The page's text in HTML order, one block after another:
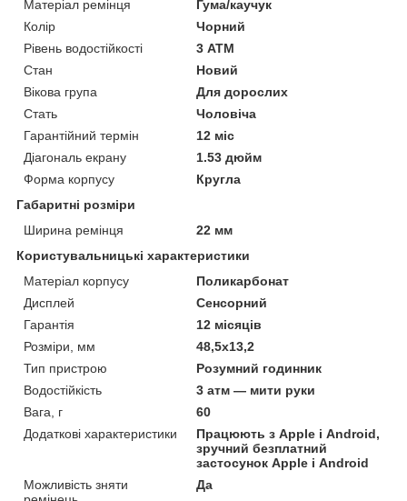
Матеріал ремінця
Гума/каучук
Колір
Чорний
Рівень водостійкості
3 АТМ
Стан
Новий
Вікова група
Для дорослих
Стать
Чоловіча
Гарантійний термін
12 міс
Діагональ екрану
1.53 дюйм
Форма корпусу
Кругла
Габаритні розміри
Ширина ремінця
22 мм
Користувальницькі характеристики
Матеріал корпусу
Поликарбонат
Дисплей
Сенсорний
Гарантія
12 місяців
Розміри, мм
48,5х13,2
Тип пристрою
Розумний годинник
Водостійкість
3 атм — мити руки
Вага, г
60
Додаткові характеристики
Працюють з Apple і Android,
зручний безплатний
застосунок Apple і Android
Можливість зняти
Да